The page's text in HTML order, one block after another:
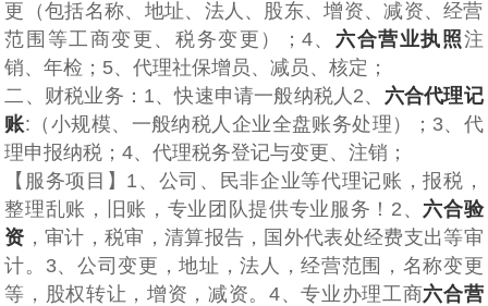
更（包括名称、地址、法人、股东、增资、减资、经营
范围等工商变更、税务变更）；4、 六合营业执照注
销、年检；5、代理社保增员、减员、核定；
二、财税业务：1、快速申请一般纳税人2、 六合代理记
账:（小规模、一般纳税人企业全盘账务处理）；3、代
理申报纳税；4、代理税务登记与变更、注销；
【服务项目】1、公司、民非企业等代理记账，报税，
整理乱账，旧账，专业团队提供专业服务！2、 六合验
资 ，审计，税审，清算报告，国外代表处经费支出等审
计。3、公司变更，地址，法人，经营范围，名称变更
等，股权转让，增资，减资。4、专业办理工商六合营